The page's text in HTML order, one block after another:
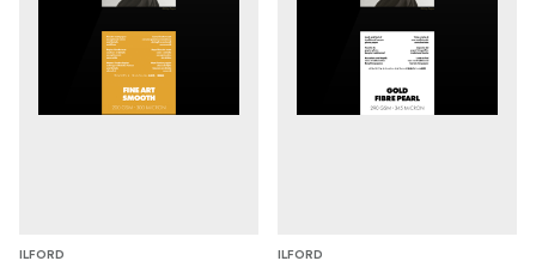
ILFORD ILFORD